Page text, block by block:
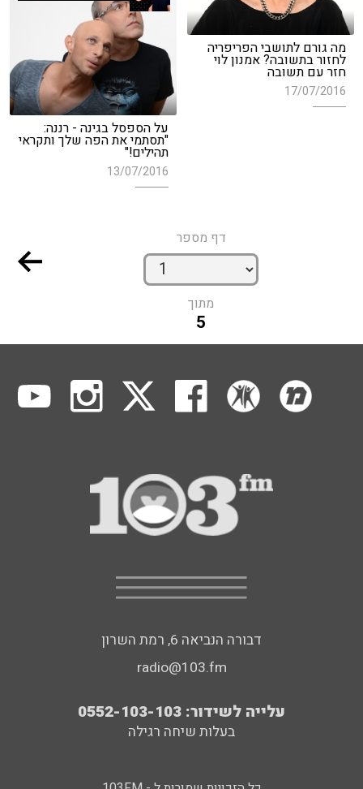
מה גורם לתושבי הפריפריה
לחזור בתשובה? אמנון לוי
חזר עם תשובה
17/07/2016
על הספסל בגינה - רננה:
"תסתמי את הפה שלך ותקראי
תהילים!"
13/07/2016
דף מספר
מתוך
5
דבורה הנביאה 6, רמת השרון
radio@103.fm
עלייה לשידור: 0552-103-103
בעלות שיחה רגילה